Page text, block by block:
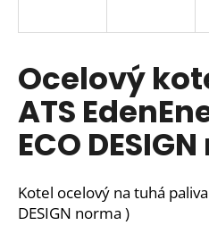
Ocelový
ATS
ECO
Kotel ocelový na tuhá
DESIGN norma )
í
t
?
HLEDAT